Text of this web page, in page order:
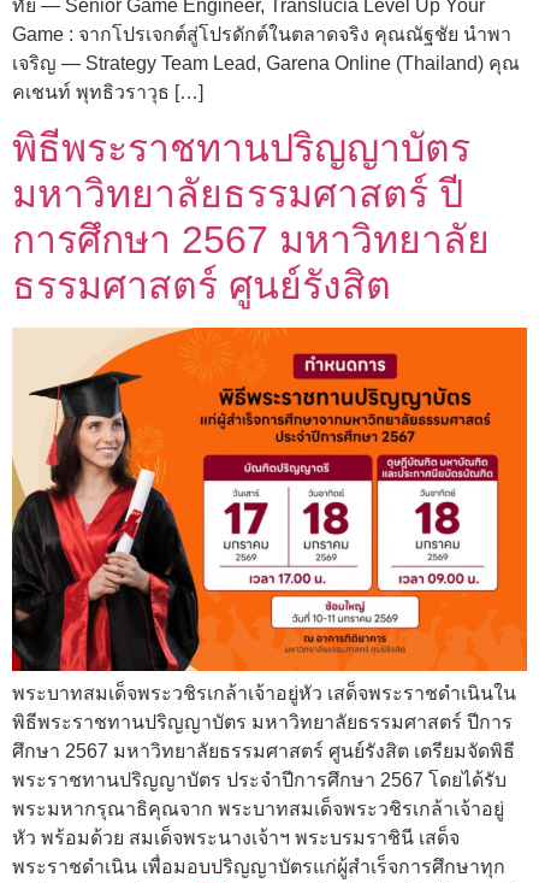
ทัย — Senior Game Engineer, Translucia Level Up Your
Game : จากโปรเจกต์สู่โปรดักต์ในตลาดจริง คุณณัฐชัย นำพา
เจริญ — Strategy Team Lead, Garena Online (Thailand) คุณ
คเชนท์ พุทธิวราวุธ […]
พิธีพระราชทานปริญญาบัตร
มหาวิทยาลัยธรรมศาสตร์ ปี
การศึกษา 2567 มหาวิทยาลัย
ธรรมศาสตร์ ศูนย์รังสิต
พระบาทสมเด็จพระวชิรเกล้าเจ้าอยู่หัว เสด็จพระราชดำเนินใน
พิธีพระราชทานปริญญาบัตร มหาวิทยาลัยธรรมศาสตร์ ปีการ
ศึกษา 2567 มหาวิทยาลัยธรรมศาสตร์ ศูนย์รังสิต เตรียมจัดพิธี
พระราชทานปริญญาบัตร ประจำปีการศึกษา 2567 โดยได้รับ
พระมหากรุณาธิคุณจาก พระบาทสมเด็จพระวชิรเกล้าเจ้าอยู่
หัว พร้อมด้วย สมเด็จพระนางเจ้าฯ พระบรมราชินี เสด็จ
พระราชดำเนิน เพื่อมอบปริญญาบัตรแก่ผู้สำเร็จการศึกษาทุก